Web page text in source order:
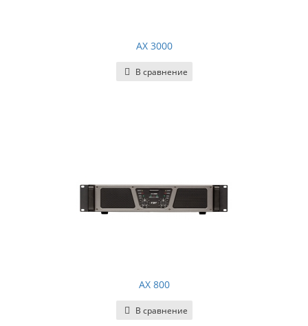
AX 3000
В сравнение
AX 800
В сравнение